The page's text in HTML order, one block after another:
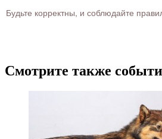
Будьте корректны, и соблюдайте
Смотрите также